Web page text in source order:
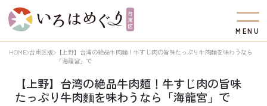
M EN U
HOME 台東区版
【上野】台湾の絶品牛肉麺！牛すじ肉の旨味たっぷり牛肉麵を味わうなら
「海龍宮」で
【上野】台湾の絶品牛肉麺！牛すじ肉の旨味
たっぷり牛肉麵を味わうなら「海龍宮」で